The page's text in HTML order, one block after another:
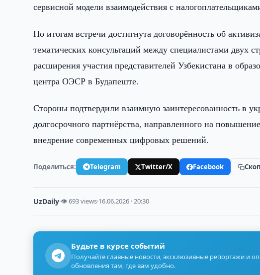
сервисной модели взаимодействия с
По итогам встречи достигнута договорённость об
тематических консультаций между специалистами двух
расширения участия представителей Узбекистана в
центра ОЭСР в Будапеште.
Стороны подтвердили взаимную заинтересованность в
долгосрочного партнёрства, направленного на
внедрение современных цифровых решений.
Поделиться: Telegram Twitter/X Facebook
UzDaily·👁 693 views·16.06.2026 · 20:30
Будьте в курсе событий
Получайте главные новости, эксклюзивные репортажи и
обновления там, где вам удобно.